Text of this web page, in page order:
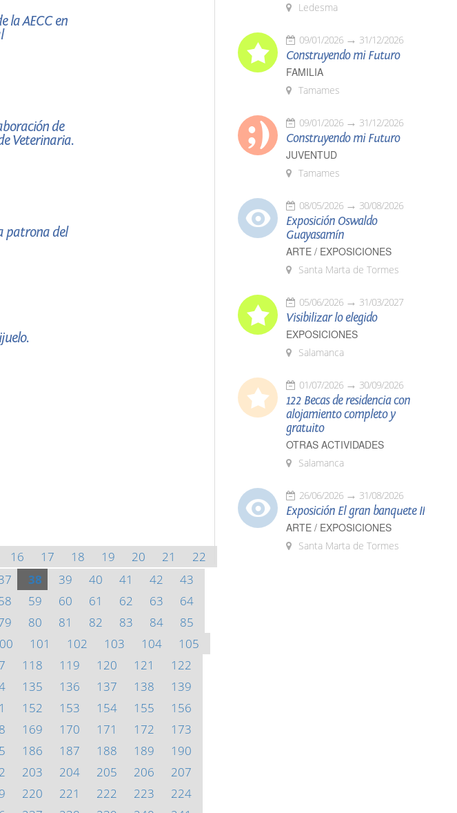
la AECC en
de
Veterinaria.
patrona del
16 17 18 19 20 21
22
38 39 40 41 42
43
59 60 61 62 63
64
80 81 82 83 84
85
101 102 103 104
105
118 119 120 121
122
135 136 137 138
139
152 153 154 155
156
169 170 171 172
173
186 187 188 189
190
203 204 205 206
207
220 221 222 223
224
Ledesma
09/01/2026 31/12/2026
Construyendo mi Futuro
FAMILIA
Tamames
09/01/2026 31/12/2026
Construyendo mi Futuro
JUVENTUD
Tamames
08/05/2026 30/08/2026
Exposición Oswaldo
Guayasamín
ARTE / EXPOSICIONES
Santa Marta de Tormes
05/06/2026 31/03/2027
Visibilizar lo elegido
EXPOSICIONES
Salamanca
01/07/2026 30/09/2026
122 Becas de residencia con
alojamiento completo y
gratuito
OTRAS ACTIVIDADES
Salamanca
26/06/2026 31/08/2026
Exposición El gran banquete II
ARTE / EXPOSICIONES
Santa Marta de Tormes